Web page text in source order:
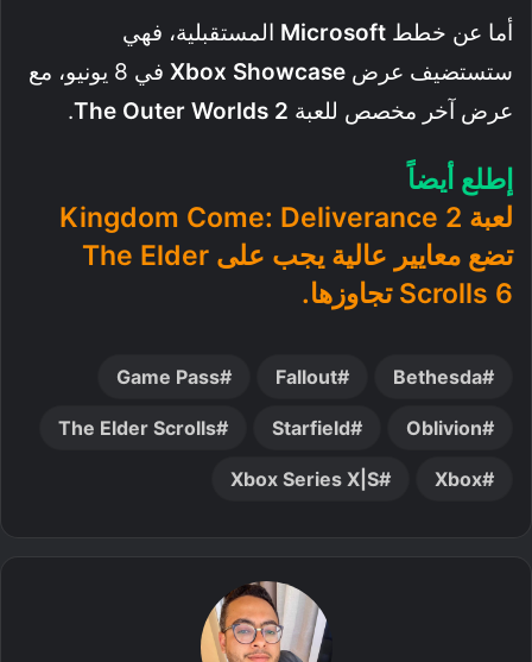
أما عن خطط Microsoft المستقبلية، فهي
ستستضيف عرض Xbox Showcase
في 8 يونيو، مع
عرض آخر مخصص للعبة The Outer Worlds 2
.
إطلع أيضاً
لعبة Kingdom Come: Deliverance 2
تضع معايير عالية يجب على The Elder
Scrolls 6 تجاوزها.
Bethesda
Fallout
Game Pass
Oblivion
Starfield
The Elder Scrolls
Xbox
Xbox Series X|S